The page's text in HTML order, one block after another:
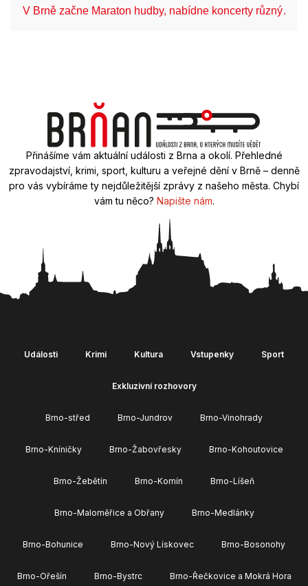
V Brně začne Maraton hudby, nabídne koncerty různý…
Přinášíme vám aktuální události z Brna a okolí. Přehledné
zpravodajství, krimi, sport, kulturu a veřejné dění v Brně – denně
pro vás vybíráme ty nejdůležitější zprávy z našeho města. Chybí
vám tu něco? Napište nám.
Události Krimi Kultura Vstupenky Sport
Exkluzivní rozhovory
Brno-střed Brno-Jundrov Brno-Vinohrady
Brno-Kníničky Brno-Žabovřesky Brno-Kohoutovice
Brno-Žebětín Brno-Komín Brno-Líšeň
Brno-Maloměřice a Obřany Brno-Medlánky
Brno-Bohunice Brno-Nový Lískovec Brno-Bosonohy
Brno-Ořešín Brno-Bystrc Brno-Řečkovice a Mokrá Hora